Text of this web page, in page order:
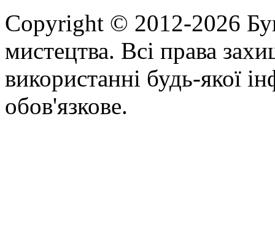
Copyright © 2012-2026
мистецтва. Всі права
використанні будь-якої
обов'язкове.